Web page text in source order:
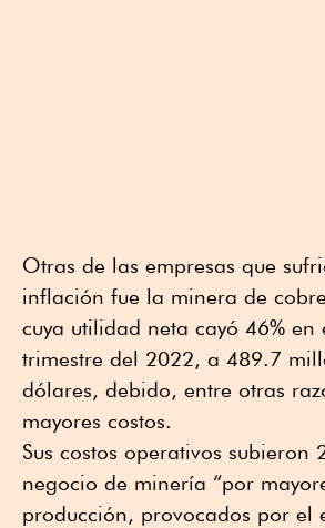
Otras de las empresas que
inflación fue la minera de
cuya utilidad neta cayó 46% en
trimestre del 2022, a 489.7
dólares, debido, entre otras
mayores costos.
Sus costos operativos subieron
negocio de minería “por
producción, provocados por el